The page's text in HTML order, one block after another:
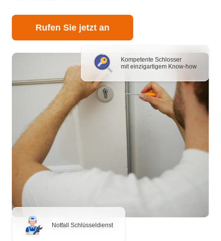
Kompetente Schlosser
mit einzigartigem Know-how
Notfall Schlüsseldienst
Rufen Sie jetzt an